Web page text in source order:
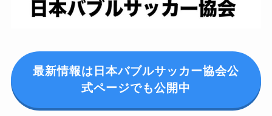
最新情報は日本バブルサッカー協会公
式ページでも公開中